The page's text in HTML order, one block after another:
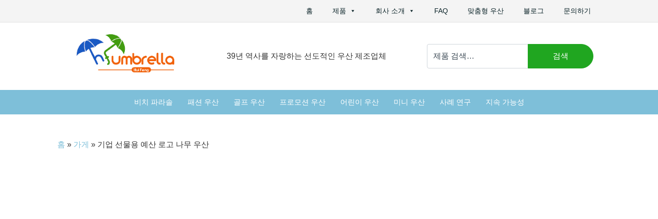
홈 제품 회사 소개 FAQ 맞춤형 우산 블로그 문의하기
39년 역사를 자랑하는 선도적인 우산 제조업체
색
검색
비치 파라솔 패션 우산 골프 우산 프로모션 우산 어린이 우산 미니 우산 사례 연구 지속 가능성
홈 » 가게 » 기업 선물용 예산 로고 나무 우산